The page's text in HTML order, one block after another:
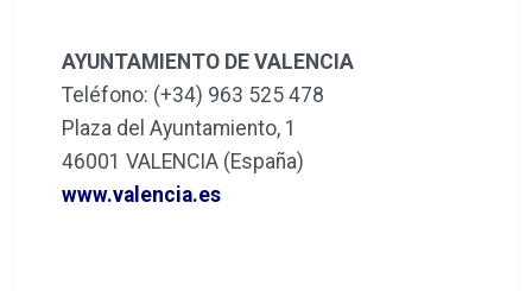
AYUNTAMIENTO DE VALENCIA
Teléfono: (+34) 963 525 478
Plaza del Ayuntamiento, 1
46001 VALENCIA (España)
www.valencia.es